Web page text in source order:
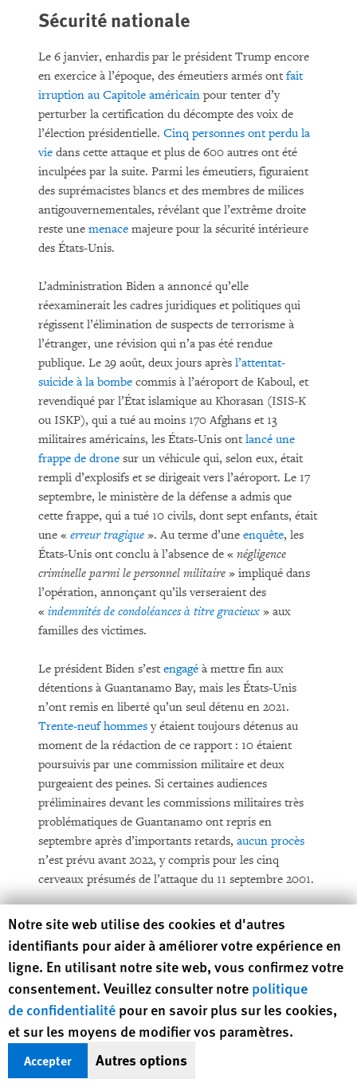
Sécurité nationale
Le 6 janvier, enhardis par le président Trump encore
en exercice à l’époque, des émeutiers armés ont fait
irruption au Capitole américain pour tenter d’y
perturber la certification du décompte des voix de
l’élection présidentielle. Cinq personnes ont perdu la
vie dans cette attaque et plus de 600 autres ont été
inculpées par la suite. Parmi les émeutiers, figuraient
des suprémacistes blancs et des membres de milices
antigouvernementales, révélant que l’extrême droite
reste une menace majeure pour la sécurité intérieure
des États-Unis.
L’administration Biden a annoncé qu’elle
réexaminerait les cadres juridiques et politiques qui
régissent l’élimination de suspects de terrorisme à
l’étranger, une révision qui n’a pas été rendue
publique. Le 29 août, deux jours après l’attentat-
suicide à la bombe commis à l’aéroport de Kaboul, et
revendiqué par l’État islamique au Khorasan (ISIS-K
ou ISKP), qui a tué au moins 170 Afghans et 13
militaires américains, les États-Unis ont lancé une
frappe de drone sur un véhicule qui, selon eux, était
rempli d’explosifs et se dirigeait vers l’aéroport. Le 17
septembre, le ministère de la défense a admis que
cette frappe, qui a tué 10 civils, dont sept enfants, était
une « erreur tragique ». Au terme d’une enquête, les
États-Unis ont conclu à l’absence de « négligence
criminelle parmi le personnel militaire » impliqué dans
l’opération, annonçant qu’ils verseraient des
« indemnités de condoléances à titre gracieux » aux
familles des victimes.
Le président Biden s’est engagé à mettre fin aux
détentions à Guantanamo Bay, mais les États-Unis
n’ont remis en liberté qu’un seul détenu en 2021.
Trente-neuf hommesy étaient toujours détenus au
moment de la rédaction de ce rapport : 10 étaient
poursuivis par une commission militaire et deux
purgeaient des peines. Si certaines audiences
préliminaires devant les commissions militaires très
problématiques de Guantanamo ont repris en
septembre après d’importants retards, aucun procès
n’est prévu avant 2022, y compris pour les cinq
cerveaux présumés de l’attaque du 11 septembre 2001.
Politique étrangère
Dès son entrée en fonction, le gouvernement Biden a
annoncé qu’il s’engageait à mener une politique
étrangère « axée sur la défense de la démocratie et la
protection des droits humains », ainsi qu’à renforcer la
coopération multilatérale. Les États-Unis ont été
réélus au Conseil des droits de l’homme de l’ONU,
rejoignant aussi l’Organisation mondiale de la santé
Human Rights Watch cookie preferences
Notre site web utilise des cookies et d'autres
identifiants pour aider à améliorer votre expérience en
ligne. En utilisant notre site web, vous confirmez votre
consentement. Veuillez consulter notre politique
de confidentialité pour en savoir plus sur les cookies,
et sur les moyens de modifier vos paramètres.
Accepter Autres options